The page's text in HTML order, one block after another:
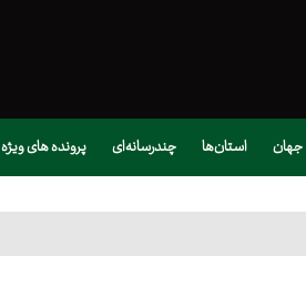
جهان استان‌ها چندرسانه‌ای پرونده های ویژه